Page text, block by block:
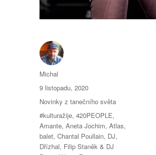
Autor:
Michal
Publikováno:
9 listopadu, 2020
Rubriky:
Novinky z tanečního světa
Štítky:
#kulturažije,420PEOPLE,
Amante,Aneta Jochim,Atlas,
balet,Chantal Poullain, DJ,
Dřízhal, Filip Staněk & DJ